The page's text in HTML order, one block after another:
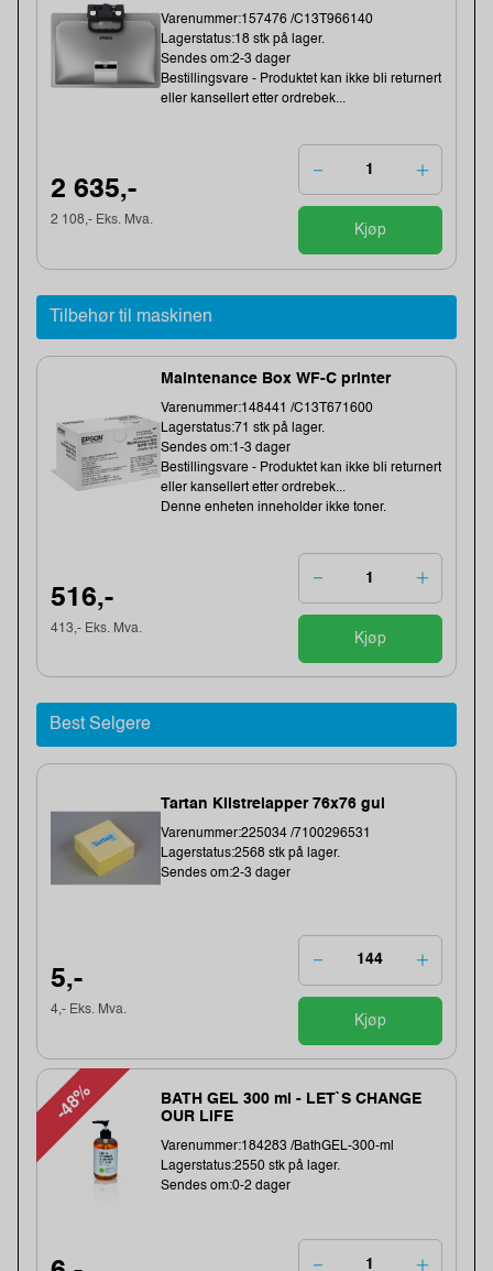
Varenummer:157476 /C13T966140
Lagerstatus:18 stk på lager.
Sendes om:2-3 dager
Bestillingsvare - Produktet kan ikke bli returnert
eller kansellert etter ordrebek...
2 635,-
2 108,- Eks. Mva.
Kjøp
Tilbehør til maskinen
Maintenance Box WF-C printer
Varenummer:148441 /C13T671600
Lagerstatus:71 stk på lager.
Sendes om:1-3 dager
Bestillingsvare - Produktet kan ikke bli returnert
eller kansellert etter ordrebek...
Denne enheten inneholder ikke toner.
516,-
413,- Eks. Mva.
Kjøp
Best Selgere
Tartan Klistrelapper 76x76 gul
Varenummer:225034 /7100296531
Lagerstatus:2568 stk på lager.
Sendes om:2-3 dager
5,-
4,- Eks. Mva.
Kjøp
-48%
BATH GEL 300 ml - LET`S CHANGE
OUR LIFE
Varenummer:184283 /BathGEL-300-ml
Lagerstatus:2550 stk på lager.
Sendes om:0-2 dager